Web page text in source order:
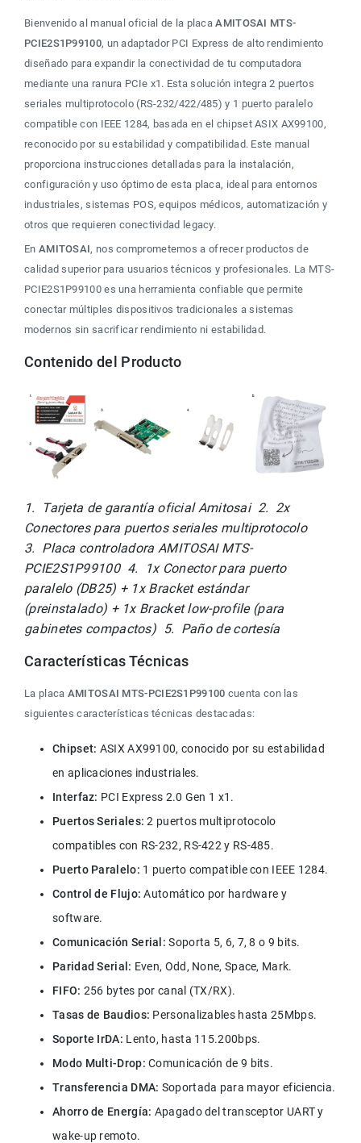
Bienvenido al manual oficial de la placa AMITOSAI MTS-
PCIE2S1P99100, un adaptador PCI Express de alto rendimiento
diseñado para expandir la conectividad de tu computadora
mediante una ranura PCIe x1. Esta solución integra 2 puertos
seriales multiprotocolo (RS-232/422/485) y 1 puerto paralelo
compatible con IEEE 1284, basada en el chipset ASIX AX99100,
reconocido por su estabilidad y compatibilidad. Este manual
proporciona instrucciones detalladas para la instalación,
configuración y uso óptimo de esta placa, ideal para entornos
industriales, sistemas POS, equipos médicos, automatización y
otros que requieren conectividad legacy.
En AMITOSAI, nos comprometemos a ofrecer productos de
calidad superior para usuarios técnicos y profesionales. La MTS-
PCIE2S1P99100 es una herramienta confiable que permite
conectar múltiples dispositivos tradicionales a sistemas
modernos sin sacrificar rendimiento ni estabilidad.
Contenido del Producto
1.  Tarjeta de garantía oficial Amitosai  2.  2x
Conectores para puertos seriales multiprotocolo
3.  Placa controladora AMITOSAI MTS-
PCIE2S1P99100  4.  1x Conector para puerto
paralelo (DB25) + 1x Bracket estándar
(preinstalado) + 1x Bracket low-profile (para
gabinetes compactos)  5.  Paño de cortesía
Características Técnicas
La placa AMITOSAI MTS-PCIE2S1P99100 cuenta con las
siguientes características técnicas destacadas:
Chipset: ASIX AX99100, conocido por su estabilidad
en aplicaciones industriales.
Interfaz: PCI Express 2.0 Gen 1 x1.
Puertos Seriales: 2 puertos multiprotocolo
compatibles con RS-232, RS-422 y RS-485.
Puerto Paralelo: 1 puerto compatible con IEEE 1284.
Control de Flujo: Automático por hardware y
software.
Comunicación Serial: Soporta 5, 6, 7, 8 o 9 bits.
Paridad Serial: Even, Odd, None, Space, Mark.
FIFO: 256 bytes por canal (TX/RX).
Tasas de Baudios: Personalizables hasta 25Mbps.
Soporte IrDA: Lento, hasta 115.200bps.
Modo Multi-Drop: Comunicación de 9 bits.
Transferencia DMA: Soportada para mayor eficiencia.
Ahorro de Energía: Apagado del transceptor UART y
wake-up remoto.